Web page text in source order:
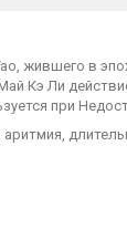
жившего в
Кэ Ли
при